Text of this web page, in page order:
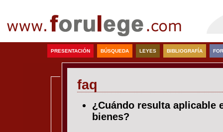
PRESENTACIÓN BÚSQUEDA LEYES BIBLIOGRAFÍA
faq
¿Cuándo resulta aplicable
bienes?